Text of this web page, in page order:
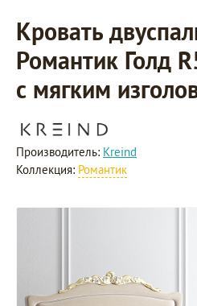
Кровать
Романтик Голд
с мягким
Производитель: Kreind
Коллекция: Романтик